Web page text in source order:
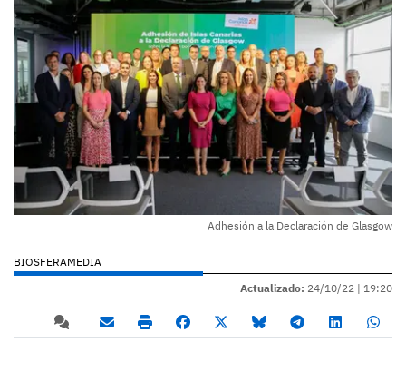
Adhesión a la Declaración de Glasgow
BIOSFERAMEDIA
Actualizado: 24/10/22 | 19:20